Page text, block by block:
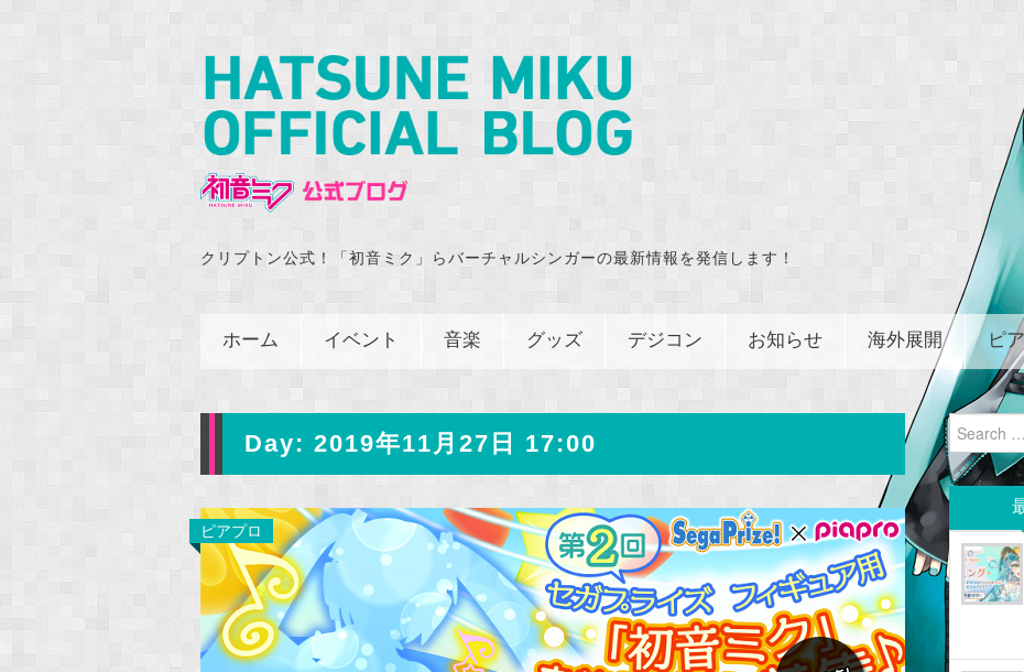
クリプトン公式！「初音ミク」らバーチャルシンガーの最新情報を発信します！
ホーム イベント 音楽 グッズ デジコン お知らせ 海外展開 ピ
Day: 2019年11月27日 17:00
ピアプロ
Search
for: